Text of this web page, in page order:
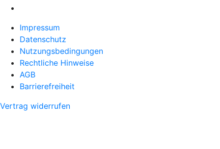
Impressum
Datenschutz
Nutzungsbedingungen
Rechtliche Hinweise
AGB
Barrierefreiheit
Vertrag widerrufen